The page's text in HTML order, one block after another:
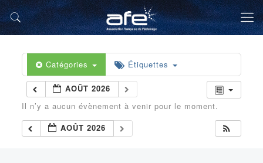
Catégories Étiquettes
AOÛT 2026
Il n’y a aucun évènement à venir pour le moment.
AOÛT 2026